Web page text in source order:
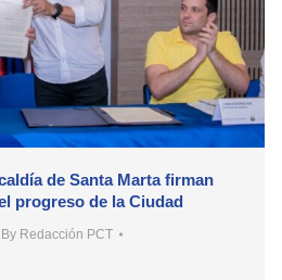
de Santa Marta firman
progreso de la Ciudad
By Redacción PCT